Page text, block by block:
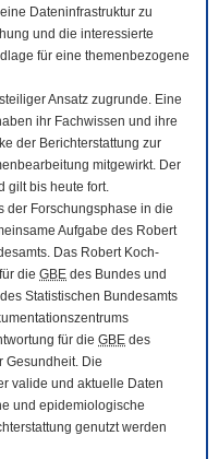
Dateninfrastruktur zu
und die interessierte
für eine themenbezogene
Ansatz zugrunde. Eine
ihr Fachwissen und ihre
der Berichterstattung zur
mitgewirkt. Der
gilt bis heute fort.
der Forschungsphase in die
Aufgabe des Robert
Das Robert Koch-
die GBE des Bundes und
Statistischen Bundesamts
für die GBE des
Gesundheit. Die
valide und aktuelle Daten
und epidemiologische
genutzt werden